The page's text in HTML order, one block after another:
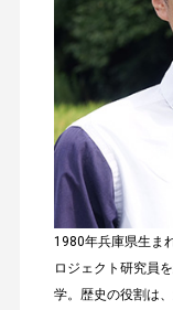
1980年兵庫県生ま
ロジェクト研究員
学。歴史の役割は